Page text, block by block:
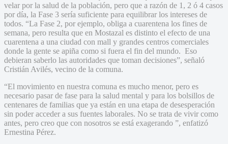
velar por la salud de la población, pero que a razón de 1, 2 ó 4 casos
por día, la Fase 3 sería suficiente para equilibrar los intereses de
todos. “La Fase 2, por ejemplo, obliga a cuarentena los fines de
semana, pero resulta que en Mostazal es distinto el efecto de una
cuarentena a una ciudad con mall y grandes centros comerciales
donde la gente se apiña como si fuera el fin del mundo. Eso
debieran saberlo las autoridades que toman decisiones”, señaló
Cristián Avilés, vecino de la comuna.
“El movimiento en nuestra comuna es mucho menor, pero es
necesario pasar de fase para la salud mental y para los bolsillos de
centenares de familias que ya están en una etapa de desesperación
sin poder acceder a sus fuentes laborales. No se trata de vivir como
antes, pero creo que con nosotros se está exagerando ”, enfatizó
Ernestina Pérez.